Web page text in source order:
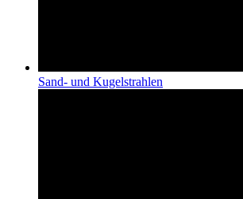
Sand- und Kugelstrahlen